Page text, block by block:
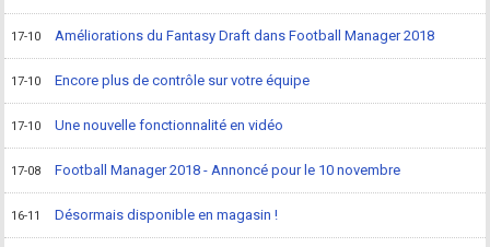
17-10 Améliorations du Fantasy Draft dans Football Manager 2018
17-10 Encore plus de contrôle sur votre équipe
17-10 Une nouvelle fonctionnalité en vidéo
17-08 Football Manager 2018 - Annoncé pour le 10 novembre
16-11 Désormais disponible en magasin !